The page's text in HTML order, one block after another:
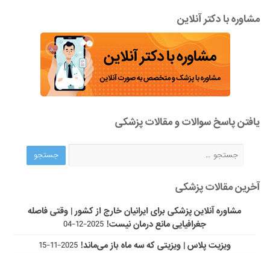
مشاوره با دکتر آنلاین
یافتن پاسخ سوالات و مقالات پزشکی
آخرین مقالات پزشکی
مشاوره آنلاین پزشکی برای ایرانیان خارج از کشور | وقتی فاصله
جغرافیایی مانع درمان نیست! 2025-12-04
ویزیت پلاس | ویزیتی که سه ماه باز می‌ماند! 2025-11-15